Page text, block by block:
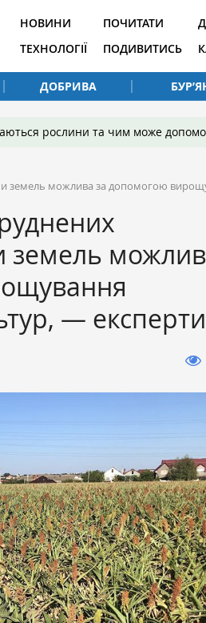
НОВИНИ
ТЕХНОЛОГІЇ
ПОЧИТАТИ
ПОДИВИТИСЬ
ДОБРИВА
рослини та чим може
земель можлива за допомогою
земель
— експерти